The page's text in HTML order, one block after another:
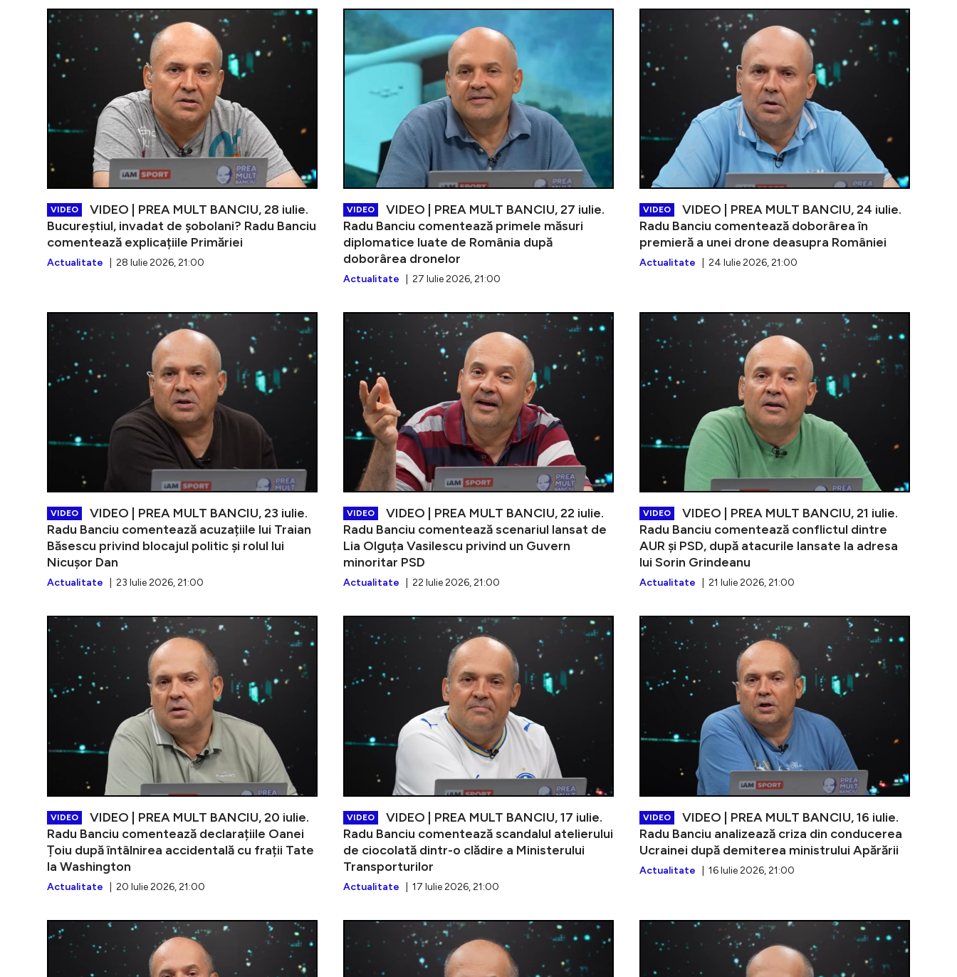
VIDEO
VIDEO | PREA MULT BANCIU, 28 iulie.
Bucureștiul, invadat de șobolani? Radu Banciu
comentează explicațiile Primăriei
Actualitate | 28 Iulie 2026, 21:00
VIDEO | PREA MULT BANCIU, 28 iulie. Bucureștiul, invadat
VIDEO
VIDEO | PREA MULT BANCIU, 27 iulie.
Radu Banciu comentează primele măsuri
diplomatice luate de România după
doborârea dronelor
Actualitate | 27 Iulie 2026, 21:00
VIDEO |
VIDEO
VIDEO | PREA MULT BANCIU, 24 iulie.
Radu Banciu comentează doborârea în
premieră a unei drone deasupra României
Actualitate | 24 Iulie 2026, 21:00
VIDEO
VIDEO | PREA MULT BANCIU, 23 iulie.
Radu Banciu comentează acuzațiile lui Traian
Băsescu privind blocajul politic și rolul lui
Nicușor Dan
Actualitate | 23 Iulie 2026, 21:00
VIDEO | PREA MULT BANCIU, 23 iulie. Radu Banciu
VIDEO
VIDEO | PREA MULT BANCIU, 22 iulie.
Radu Banciu comentează scenariul lansat de
Lia Olguța Vasilescu privind un Guvern
minoritar PSD
Actualitate | 22 Iulie 2026, 21:00
VIDEO |
VIDEO
VIDEO | PREA MULT BANCIU, 21 iulie.
Radu Banciu comentează conflictul dintre
AUR și PSD, după atacurile lansate la adresa
lui Sorin Grindeanu
Actualitate | 21 Iulie 2026, 21:00
VIDEO
VIDEO | PREA MULT BANCIU, 20 iulie.
Radu Banciu comentează declarațiile Oanei
Țoiu după întâlnirea accidentală cu frații Tate
la Washington
Actualitate | 20 Iulie 2026, 21:00
VIDEO | PREA MULT BANCIU, 20 iulie. Radu Banciu
VIDEO
VIDEO | PREA MULT BANCIU, 17 iulie.
Radu Banciu comentează scandalul atelierului
de ciocolată dintr-o clădire a Ministerului
Transporturilor
Actualitate | 17 Iulie 2026, 21:00
VIDEO |
VIDEO
VIDEO | PREA MULT BANCIU, 16 iulie.
Radu Banciu analizează criza din conducerea
Ucrainei după demiterea ministrului Apărării
Actualitate | 16 Iulie 2026, 21:00
VIDEO | PREA MULT BANCIU, 15 iulie. Radu BanciuVIDEO |